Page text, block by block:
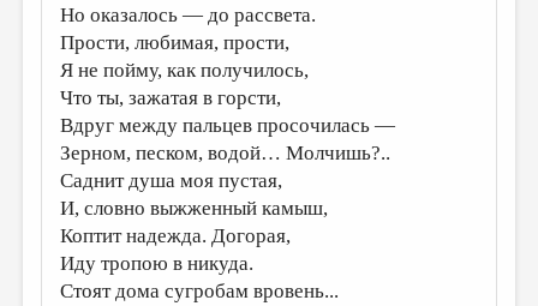
Но оказалось — до рассвета.
Прости, любимая, прости,
Я не пойму, как получилось,
Что ты, зажатая в горсти,
Вдруг между пальцев просочилась —
Зерном, песком, водой… Молчишь?..
Саднит душа моя пустая,
И, словно выжженный камыш,
Коптит надежда. Догорая,
Иду тропою в никуда.
Стоят дома сугробам вровень...